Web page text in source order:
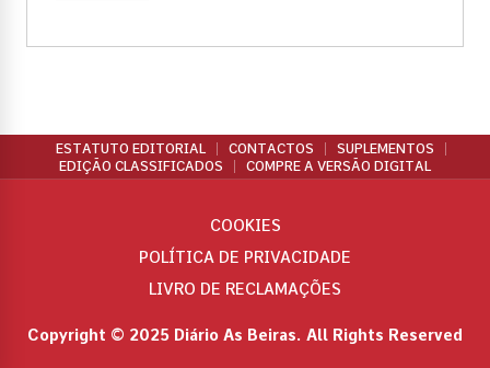
ESTATUTO EDITORIAL CONTACTOS
SUPLEMENTOS
EDIÇÃO CLASSIFICADOS
COMPRE A VERSÃO DIGITAL
Copyright © 2025 Diário As Beiras. All Rights Reserved
COOKIES
POLÍTICA DE PRIVACIDADE
LIVRO DE RECLAMAÇÕES